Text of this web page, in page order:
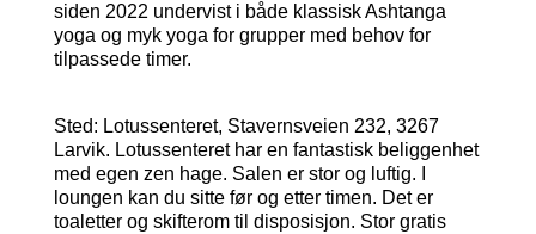
siden 2022 undervist i både klassisk Ashtanga
yoga og myk yoga for grupper med behov for
tilpassede timer.
Sted: Lotussenteret, Stavernsveien 232, 3267
Larvik. Lotussenteret har en fantastisk beliggenhet
med egen zen hage. Salen er stor og luftig. I
loungen kan du sitte før og etter timen. Det er
toaletter og skifterom til disposisjon. Stor gratis